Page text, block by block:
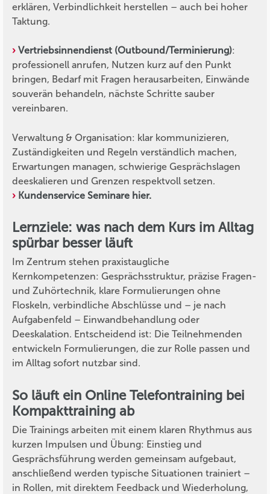
erklären, Verbindlichkeit herstellen – auch bei hoher
Taktung.
Vertriebsinnendienst (Outbound/Terminierung):
professionell anrufen, Nutzen kurz auf den Punkt
bringen, Bedarf mit Fragen herausarbeiten, Einwände
souverän behandeln, nächste Schritte sauber
vereinbaren.
Verwaltung & Organisation: klar kommunizieren,
Zuständigkeiten und Regeln verständlich machen,
Erwartungen managen, schwierige Gesprächslagen
deeskalieren und Grenzen respektvoll setzen.
Kundenservice Seminare hier.
Lernziele: was nach dem Kurs im Alltag
spürbar besser läuft
Im Zentrum stehen praxistaugliche
Kernkompetenzen: Gesprächsstruktur, präzise Fragen-
und Zuhörtechnik, klare Formulierungen ohne
Floskeln, verbindliche Abschlüsse und – je nach
Aufgabenfeld – Einwandbehandlung oder
Deeskalation. Entscheidend ist: Die Teilnehmenden
entwickeln Formulierungen, die zur Rolle passen und
im Alltag sofort nutzbar sind.
So läuft ein Online Telefontraining bei
Kompakttraining ab
Die Trainings arbeiten mit einem klaren Rhythmus aus
kurzen Impulsen und Übung: Einstieg und
Gesprächsführung werden gemeinsam aufgebaut,
anschließend werden typische Situationen trainiert –
in Rollen, mit direktem Feedback und Wiederholung,